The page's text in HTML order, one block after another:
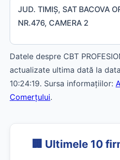
JUD. TIMIŞ, SAT BACOVA
NR.476, CAMERA 2
Datele despre CBT
actualizate ultima dată la
10:24:19. Sursa informațiilor:
Comerțului.
🏢 Ultimele 10